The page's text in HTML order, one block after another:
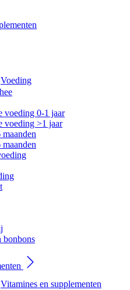
Voeding
voeding 0-1 jaar
voeding >1 jaar
bonbons
Vitamines en supplementen